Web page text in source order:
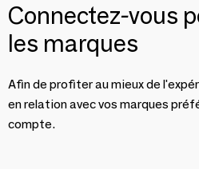
Connectez-vous
les marques
Afin de profiter au mieux de
en relation avec vos marques
compte.